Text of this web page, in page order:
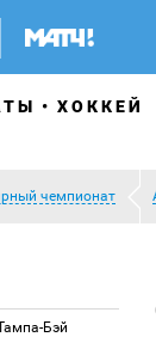
ХОККЕЙ
чемпионат
Бэй